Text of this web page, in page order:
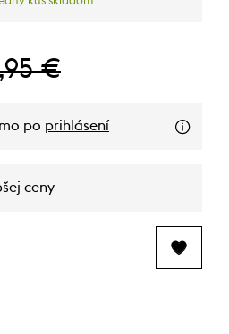
€
po prihlásení
ceny